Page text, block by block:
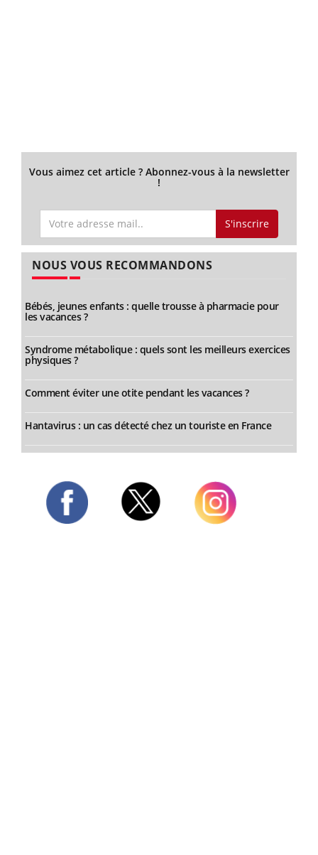
Vous aimez cet article ? Abonnez-vous à la newsletter
!
S'inscrire
NOUS VOUS RECOMMANDONS
Bébés, jeunes enfants : quelle trousse à pharmacie pour
les vacances ?
Syndrome métabolique : quels sont les meilleurs exercices
physiques ?
Comment éviter une otite pendant les vacances ?
Hantavirus : un cas détecté chez un touriste en France